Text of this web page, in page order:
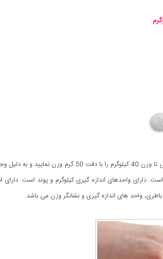
ترازو دیجیتال دستی وسیله ای کاربردی در هر خانه و همراه همیشگی در مسفارت می باشد، با این وسیله شما
دارای واحدهای اندازه گیری کیلوگرم و پوند است.
واحد های اندازه گیری و نشانگر وزن می باشد.